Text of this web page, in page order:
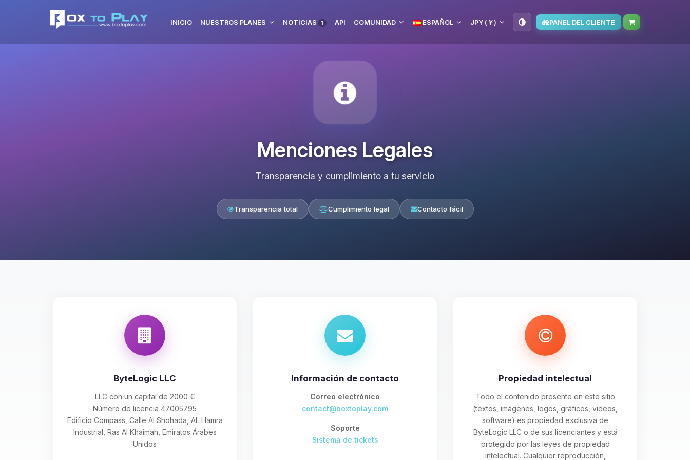
INICIO NUESTROS PLANES NOTICIAS 1 API COMUNIDAD ESPAÑOL JPY (￥) PANEL DEL CLIENTE
Menciones Legales
Transparencia y cumplimiento a tu servicio
Transparencia total Cumplimiento legal Contacto fácil
ByteLogic LLC
LLC con un capital de 2000 €
Número de licencia 47005795
Edificio Compass, Calle Al Shohada, AL Hamra
Industrial, Ras Al Khaimah, Emiratos Árabes
Unidos
Información de contacto
Correo electrónico
contact@boxtoplay.com
Soporte
Sistema de tickets
Propiedad intelectual
Todo el contenido presente en este sitio
(textos, imágenes, logos, gráficos, videos,
software) es propiedad exclusiva de
ByteLogic LLC o de sus licenciantes y está
protegido por las leyes de propiedad
intelectual. Cualquier reproducción,